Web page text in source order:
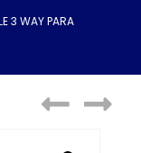
3 WAY PARA